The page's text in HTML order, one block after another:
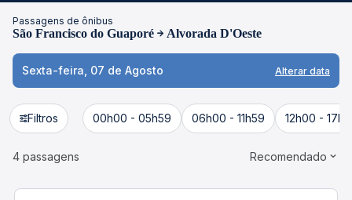
Passagens de ônibus
São Francisco do Guaporé Alvorada D'Oeste
Sexta-feira, 07 de Agosto Alterar data
Filtros 00h00 - 05h59 06h00 - 11h59 12h00 -
4 passagens Recomendado